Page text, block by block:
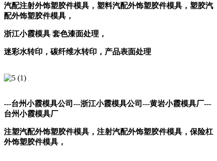
汽配注射外饰塑胶件模具，塑料汽配外饰塑胶件模具，塑胶汽
配外饰塑胶件模具，
浙江小霞模具 套色漆面处理，
迷彩水转印，碳纤维水转印，产品表面处理
---台州小霞模具公司 ---浙江小霞模具公司 ---黄岩小霞模具厂---
台州小霞模具厂
注塑汽配外饰塑胶件模具，注射汽配外饰塑胶件模具， 保险杠
外饰塑胶件模具，